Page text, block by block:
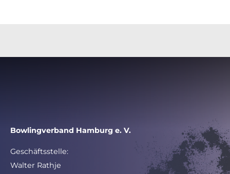
Bowlingverband Hamburg e. V.
Geschäftsstelle:
Walter Rathje